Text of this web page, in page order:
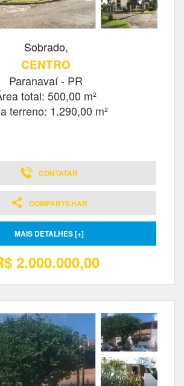
Sobrado,
CENTRO
Paranavaí - PR
total: 500,00 m²
terreno: 1.290,00 m²
CONTATAR
COMPARTILHAR
MAIS DETALHES [+]
2.000.000,00